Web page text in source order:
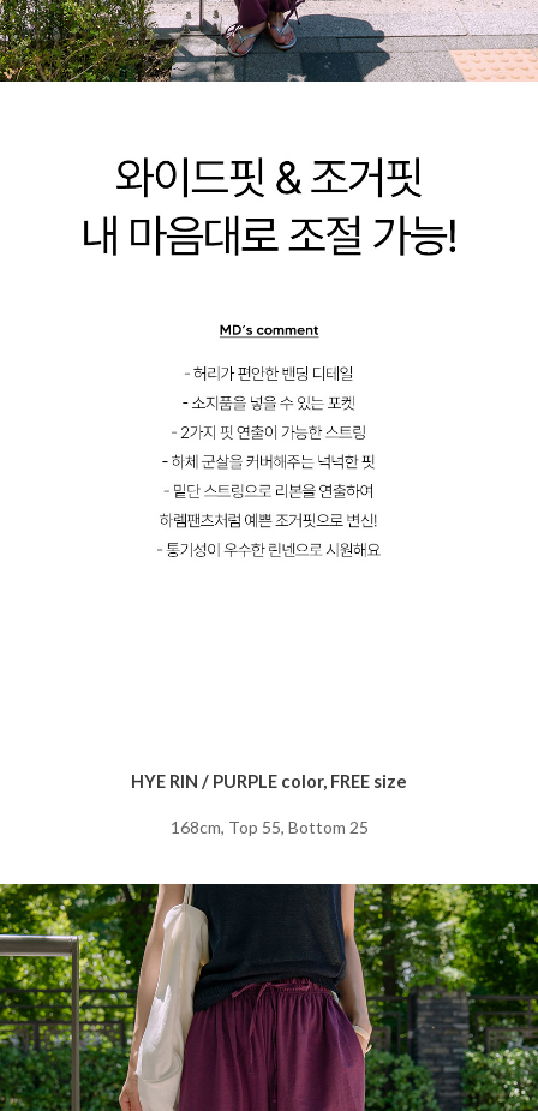
HYE RIN / PURPLE color, FREE size
168cm, Top 55, Bottom 25